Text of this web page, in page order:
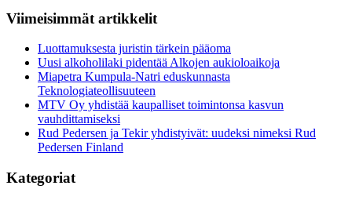
Viimeisimmät artikkelit
Luottamuksesta juristin tärkein pääoma
Uusi alkoholilaki pidentää Alkojen aukioloaikoja
Miapetra Kumpula-Natri eduskunnasta
Teknologiateollisuuteen
MTV Oy yhdistää kaupalliset toimintonsa kasvun
vauhdittamiseksi
Rud Pedersen ja Tekir yhdistyivät: uudeksi nimeksi Rud
Pedersen Finland
Kategoriat